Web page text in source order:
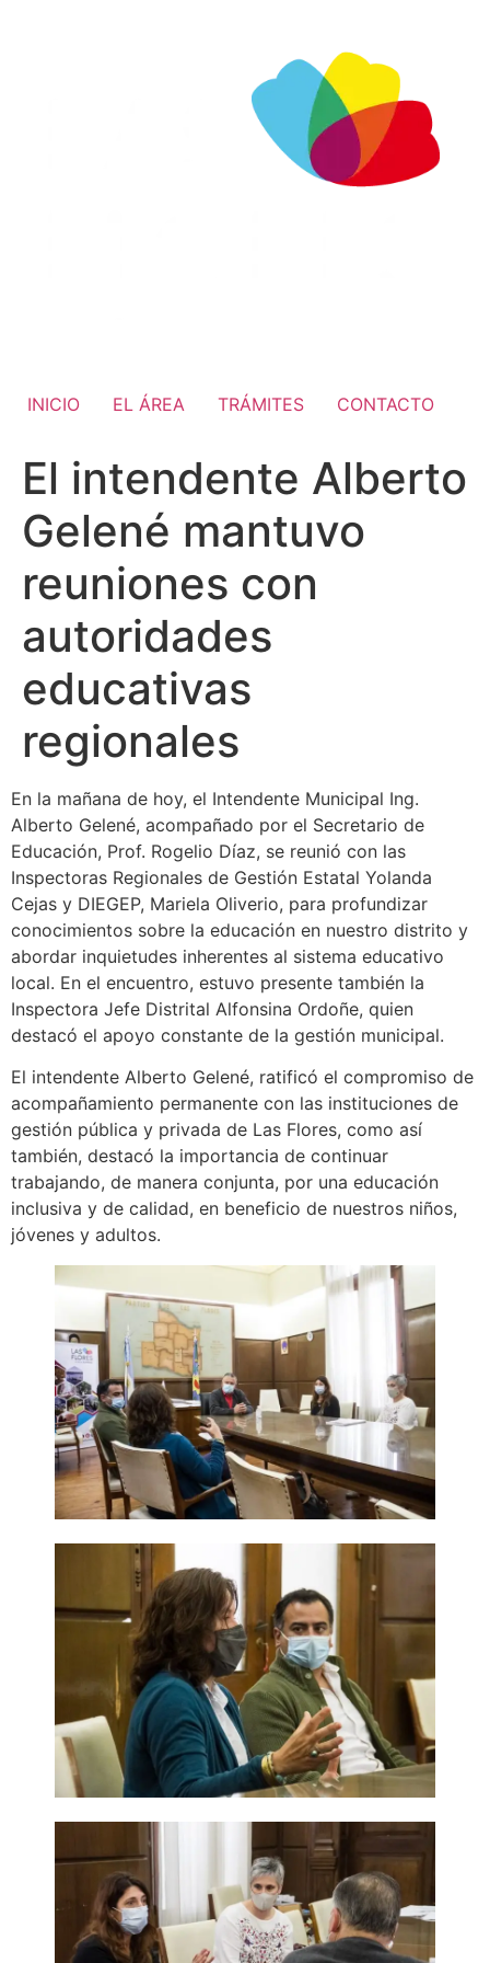
INICIO EL ÁREA TRÁMITES CONTACTO
El intendente Alberto
Gelené mantuvo
reuniones con
autoridades
educativas
regionales
En la mañana de hoy, el Intendente Municipal Ing.
Alberto Gelené, acompañado por el Secretario de
Educación, Prof. Rogelio Díaz, se reunió con las
Inspectoras Regionales de Gestión Estatal Yolanda
Cejas y DIEGEP, Mariela Oliverio, para profundizar
conocimientos sobre la educación en nuestro distrito y
abordar inquietudes inherentes al sistema educativo
local. En el encuentro, estuvo presente también la
Inspectora Jefe Distrital Alfonsina Ordoñe, quien
destacó el apoyo constante de la gestión municipal.
El intendente Alberto Gelené, ratificó el compromiso de
acompañamiento permanente con las instituciones de
gestión pública y privada de Las Flores, como así
también, destacó la importancia de continuar
trabajando, de manera conjunta, por una educación
inclusiva y de calidad, en beneficio de nuestros niños,
jóvenes y adultos.